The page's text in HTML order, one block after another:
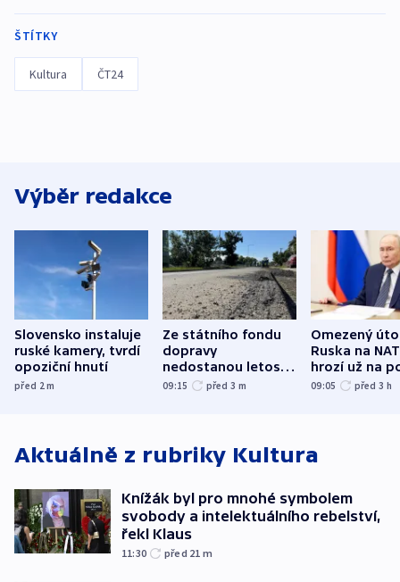
ŠTÍTKY
Kultura ČT24
Výběr redakce
Slovensko instaluje
ruské kamery, tvrdí
opoziční hnutí
před 2m
Ze státního fondu
dopravy
nedostanou letos
kraje na silnice ani
09:15 před 3 m
Omezený
Ruska na
hrozí už na
varují tajné
09:05 před 3 h
Aktuálně z rubriky Kultura
Knížák byl pro mnohé symbolem
svobody a intelektuálního rebelství,
řekl Klaus
11:30 před 21 m